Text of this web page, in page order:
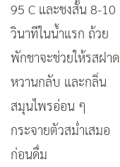
95 C และชงสั้น 8-10
วินาทีในน้ำแรก ถ้วย
พักชาจะช่วยให้รสฝาด
หวานกลับ และกลิ่น
สมุนไพรอ่อน ๆ
กระจายตัวสม่ำเสมอ
ก่อนดื่ม